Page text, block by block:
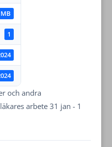
1
och andra
arbete 31 jan - 1